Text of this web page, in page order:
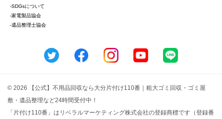
-SDGsについて
-家電製品協会
-遺品整理士協会
© 2026 【公式】不用品回収なら大分片付け110番｜粗大ゴミ回収・ゴミ屋
敷・遺品整理など24時間受付中！
「片付け110番」はリベラルマーケティング株式会社の登録商標です（登録番